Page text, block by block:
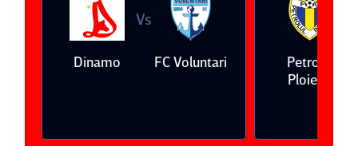
Dinamo
Vs
FC Voluntari
Petrolul
Ploieşti